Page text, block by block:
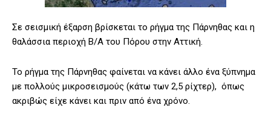
Σε σεισμική έξαρση βρίσκεται το ρήγμα της Πάρνηθας και η
θαλάσσια περιοχή Β/Α του Πόρου στην Αττική.
Το ρήγμα της Πάρνηθας φαίνεται να κάνει άλλο ένα ξύπνημα
με πολλούς μικροσεισμούς (κάτω των 2,5 ρίχτερ), όπως
ακριβώς είχε κάνει και πριν από ένα χρόνο.